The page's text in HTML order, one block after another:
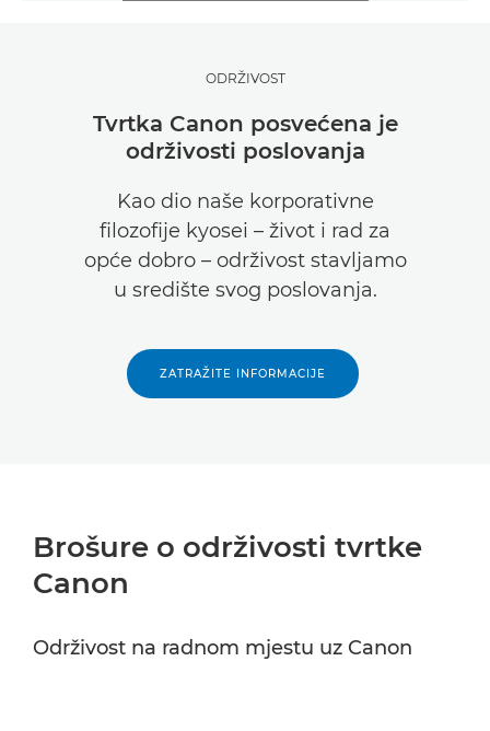
ODRŽIVOST
Tvrtka Canon posvećena je
održivosti poslovanja
Kao dio naše korporativne
filozofije kyosei – život i rad za
opće dobro – održivost stavljamo
u središte svog poslovanja.
ZATRAŽITE INFORMACIJE
Brošure o održivosti tvrtke
Canon
Održivost na radnom mjestu uz Canon